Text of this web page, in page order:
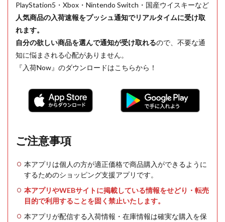
PlayStation5・Xbox・Nintendo Switch・国産ウイスキーなど
人気商品の入荷速報をプッシュ通知でリアルタイムに受け取
れます。
自分の欲しい商品を選んで通知が受け取れるので、不要な通
知に悩まされる心配がありません。
『入荷Now』のダウンロードはこちらから！
ご注意事項
本アプリは個人の方が適正価格で商品購入ができるように
するためのショッピング支援アプリです。
本アプリやWEBサイトに掲載している情報をせどり・転売
目的で利用することを固く禁止いたします。
本アプリが配信する入荷情報・在庫情報は確実な購入を保